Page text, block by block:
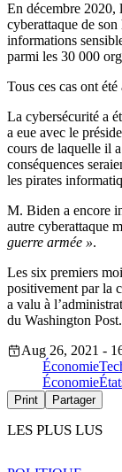
En décembre 2020,
cyberattaque de
informations
parmi les 30 000
Tous ces cas ont
La cybersécurité a
a eue avec le
cours de laquelle il
conséquences
les pirates
M. Biden a encore
autre cyberattaque
guerre armée ».
Les six premiers
positivement par la
a valu à
du Washington Post.
Aug 26, 2021 -
Économie
Économie
Print Partager
LES PLUS LUS